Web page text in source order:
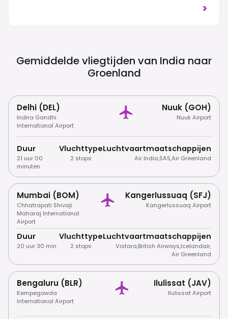
>
Gemiddelde vliegtijden van India naar
Groenland
Delhi (DEL)
Indira Gandhi
International Airport
Nuuk (GOH)
Nuuk Airport
Duur
21 uur 00
minuten
Vluchttype
2 stops
Luchtvaartmaatschappijen
Air India,SAS,Air Greenland
Mumbai (BOM)
Chhatrapati Shivaji
Maharaj International
Airport
Kangerlussuaq (SFJ)
Kangerlussuaq Airport
Duur
20 uur 30 min
Vluchttype
2 stops
Luchtvaartmaatschappijen
Vistara,British Airways,Icelandair,
Air Greenland
Bengaluru (BLR)
Kempegowda
International Airport
Ilulissat (JAV)
Ilulissat Airport